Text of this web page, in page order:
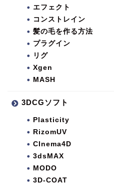
エフェクト
コンストレイン
髪の毛を作る方法
プラグイン
リグ
Xgen
MASH
3DCGソフト
Plasticity
RizomUV
CInema4D
3dsMAX
MODO
3D-COAT